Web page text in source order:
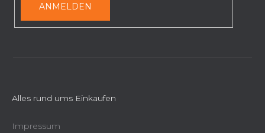
ANMELDEN
Alles rund ums Einkaufen
Impressum